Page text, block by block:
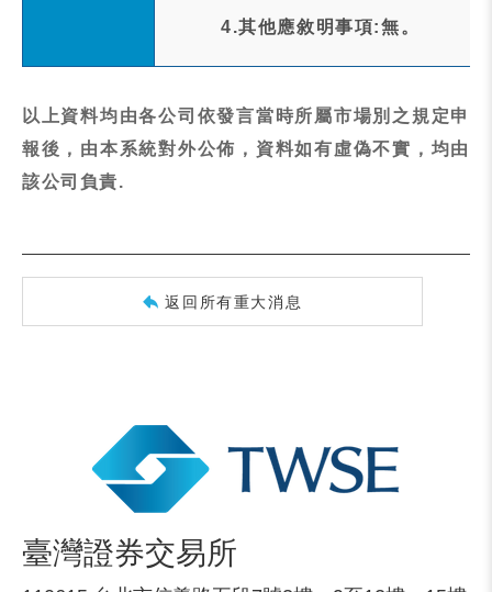
4.其他應敘明事項:無。
以上資料均由各公司依發言當時所屬市場別之規定申
報後，由本系統對外公佈，資料如有虛偽不實，均由
該公司負責.
返回所有重大消息
臺灣證券交易所